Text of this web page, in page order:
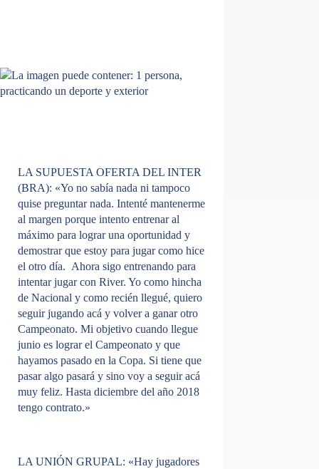
LA SUPUESTA OFERTA DEL INTER
(BRA): «Yo no sabía nada ni tampoco
quise preguntar nada. Intenté mantenerme
al margen porque intento entrenar al
máximo para lograr una oportunidad y
demostrar que estoy para jugar como hice
el otro día. Ahora sigo entrenando para
intentar jugar con River. Yo como hincha
de Nacional y como recién llegué, quiero
seguir jugando acá y volver a ganar otro
Campeonato. Mi objetivo cuando llegue
junio es lograr el Campeonato y que
hayamos pasado en la Copa. Si tiene que
pasar algo pasará y sino voy a seguir acá
muy feliz. Hasta diciembre del año 2018
tengo contrato.»
LA UNIÓN GRUPAL: «Hay jugadores